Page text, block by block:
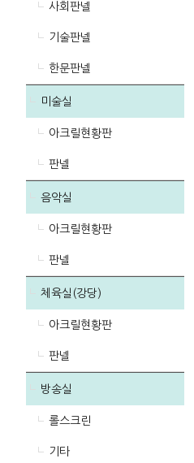
사회판넬
기술판넬
한문판넬
미술실
아크릴현황판
판넬
음악실
아크릴현황판
판넬
체육실(강당)
아크릴현황판
판넬
방송실
롤스크린
기타